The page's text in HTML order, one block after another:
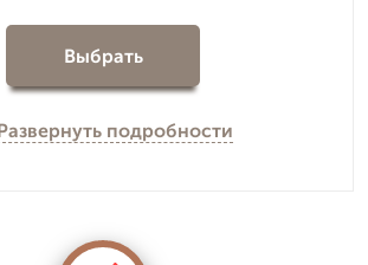
Выбрать
подробности